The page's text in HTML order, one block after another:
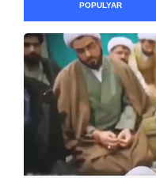
POPULYAR